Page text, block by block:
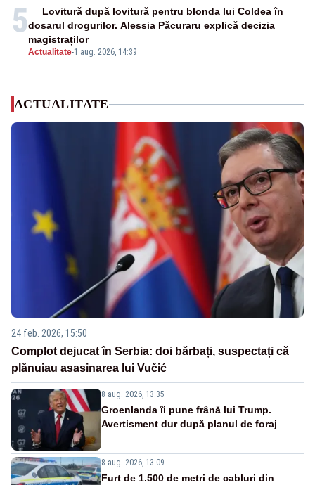
5
Actualitate-1 aug. 2026, 14:39
Lovitură după lovitură pentru blonda lui Coldea în
dosarul drogurilor. Alessia Păcuraru explică decizia
magistraților
ACTUALITATE
24 feb. 2026, 15:50
Complot dejucat în Serbia: doi bărbați, suspectați că
plănuiau asasinarea lui Vučić
8 aug. 2026, 13:35
Groenlanda îi pune frână lui Trump.
Avertisment dur după planul de foraj
8 aug. 2026, 13:09
Furt de 1.500 de metri de cabluri din